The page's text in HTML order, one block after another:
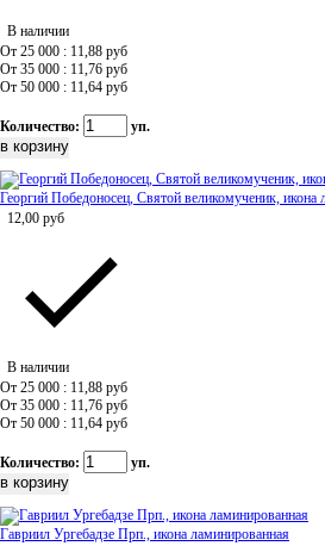
В наличии
От 25 000 : 11,88 руб
От 35 000 : 11,76 руб
От 50 000 : 11,64 руб
Количество: уп.
Георгий Победоносец, Святой великомученик, икона
12,00 руб
В наличии
От 25 000 : 11,88 руб
От 35 000 : 11,76 руб
От 50 000 : 11,64 руб
Количество: уп.
Гавриил Ургебадзе Прп., икона ламинированная